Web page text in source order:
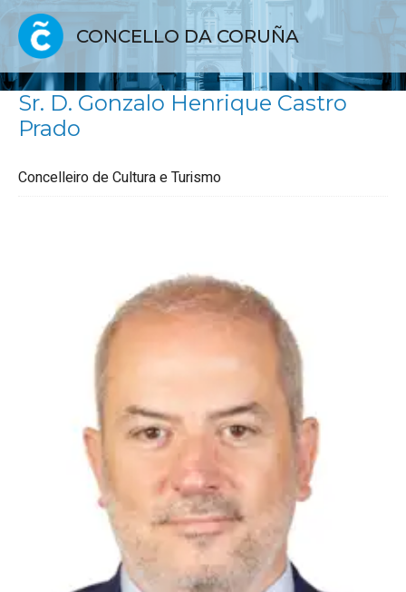
CONCELLO DA CORUÑA
Sr. D. Gonzalo Henrique Castro
Prado
Concelleiro de Cultura e Turismo